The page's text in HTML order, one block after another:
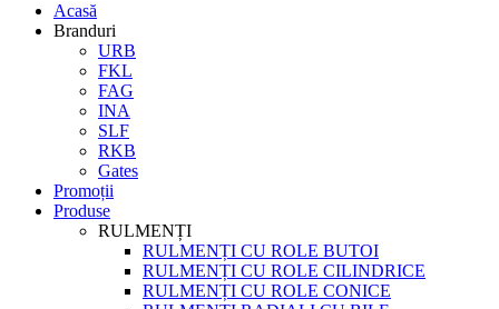
Acasă
Branduri
URB
FKL
FAG
INA
SLF
RKB
Gates
Promoții
Produse
RULMENȚI
RULMENȚI CU ROLE BUTOI
RULMENȚI CU ROLE CILINDRICE
RULMENȚI CU ROLE CONICE